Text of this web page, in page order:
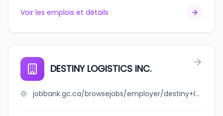
Voir les emplois et détails
DESTINY LOGISTICS INC.
jobbank.gc.ca/browsejobs/employer/destiny+logistics+inc./ca